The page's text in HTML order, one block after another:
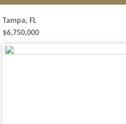
Tampa, FL
$6,750,000